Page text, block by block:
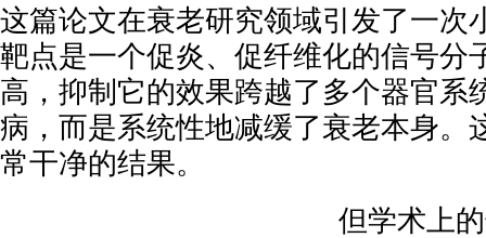
这篇论文在衰老研究领域引发了一次
靶点是一个促炎、促纤维化的信号分
高，抑制它的效果跨越了多个器官
病，而是系统性地减缓了衰老本身。
常干净的结果。
但学术上